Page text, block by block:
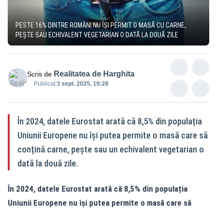
PESTE 16% DINTRE ROMÂNI NU ÎȘI PERMIT O MASĂ CU CARNE,
PEȘTE SAU ECHIVALENT VEGETARIAN O DATĂ LA DOUĂ ZILE
Scris de Realitatea de Harghita
Publicat:3 sept. 2025, 19:28
În 2024, datele Eurostat arată că 8,5% din populația
Uniunii Europene nu își putea permite o masă care să
conțină carne, pește sau un echivalent vegetarian o
dată la două zile.
În 2024, datele Eurostat arată că 8,5% din populația
Uniunii Europene nu își putea permite o masă care să